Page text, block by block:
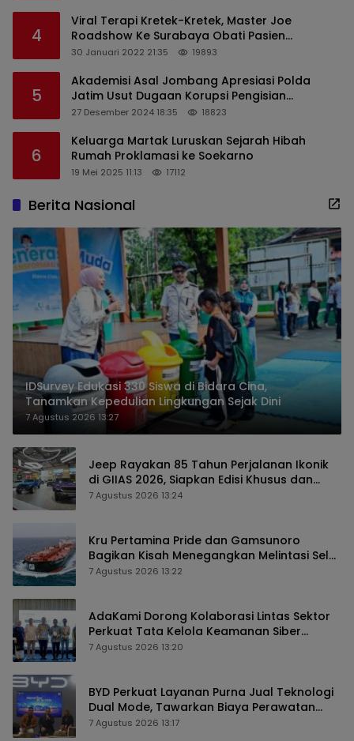
4
Viral Terapi Kretek-Kretek, Master Joe
Roadshow Ke Surabaya Obati Pasien
Sekaligus Edukasi Masyarakat
30 Januari 2022 21:35 19893
5
Akademisi Asal Jombang Apresiasi Polda
Jatim Usut Dugaan Korupsi Pengisian
Perangkat Desa di Kediri
27 Desember 2024 18:35 18823
6
Keluarga Martak Luruskan Sejarah Hibah
Rumah Proklamasi ke Soekarno
19 Mei 2025 11:13 17112
Berita Nasional
IDSurvey Edukasi 330 Siswa di Bidara Cina,
Tanamkan Kepedulian Lingkungan Sejak Dini
7 Agustus 2026 13:27
Jeep Rayakan 85 Tahun Perjalanan Ikonik
di GIIAS 2026, Siapkan Edisi Khusus dan
Perkuat Pengalaman Pelanggan
7 Agustus 2026 13:24
Kru Pertamina Pride dan Gamsunoro
Bagikan Kisah Menegangkan Melintasi Selat
Hormuz di Tengah Konflik
7 Agustus 2026 13:22
AdaKami Dorong Kolaborasi Lintas Sektor
Perkuat Tata Kelola Keamanan Siber
Berbasis AI
7 Agustus 2026 13:20
BYD Perkuat Layanan Purna Jual Teknologi
Dual Mode, Tawarkan Biaya Perawatan
Lebih Efisien
7 Agustus 2026 13:17